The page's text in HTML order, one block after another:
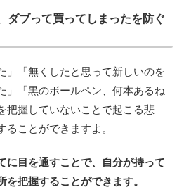
ダブって買ってしまったを防ぐ
」「無くしたと思って新しいのを
」「黒のボールペン、何本あるね
把握していないことで起こる悲
ことができますよ。
に目を通すことで、自分が持って
把握することができます。